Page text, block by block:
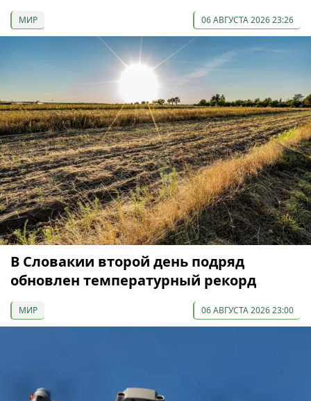
МИР 06 АВГУСТА 2026 23:26
В Словакии второй день подряд
обновлен температурный рекорд
МИР 06 АВГУСТА 2026 23:00